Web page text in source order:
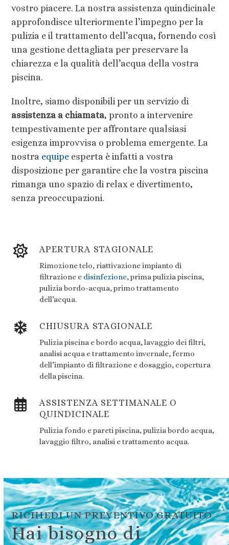
vostro piacere. La nostra assistenza quindicinale
approfondisce ulteriormente l’impegno per la
pulizia e il trattamento dell’acqua, fornendo così
una gestione dettagliata per preservare la
chiarezza e la qualità dell’acqua della vostra
piscina.
Inoltre, siamo disponibili per un servizio di
assistenza a chiamata, pronto a intervenire
tempestivamente per affrontare qualsiasi
esigenza improvvisa o problema emergente. La
nostra equipe esperta è infatti a vostra
disposizione per garantire che la vostra piscina
rimanga uno spazio di relax e divertimento,
senza preoccupazioni.
APERTURA STAGIONALE
Rimozione telo, riattivazione impianto di
filtrazione e disinfezione, prima pulizia piscina,
pulizia bordo-acqua, primo trattamento
dell’acqua.
CHIUSURA STAGIONALE
Pulizia piscina e bordo acqua, lavaggio dei filtri,
analisi acqua e trattamento invernale, fermo
dell’impianto di filtrazione e dosaggio, copertura
della piscina.
ASSISTENZA SETTIMANALE O
QUINDICINALE
Pulizia fondo e pareti piscina, pulizia bordo acqua,
lavaggio filtro, analisi e trattamento acqua.
RICHIEDI UN PREVENTIVO GRATUITO
Hai bisogno di